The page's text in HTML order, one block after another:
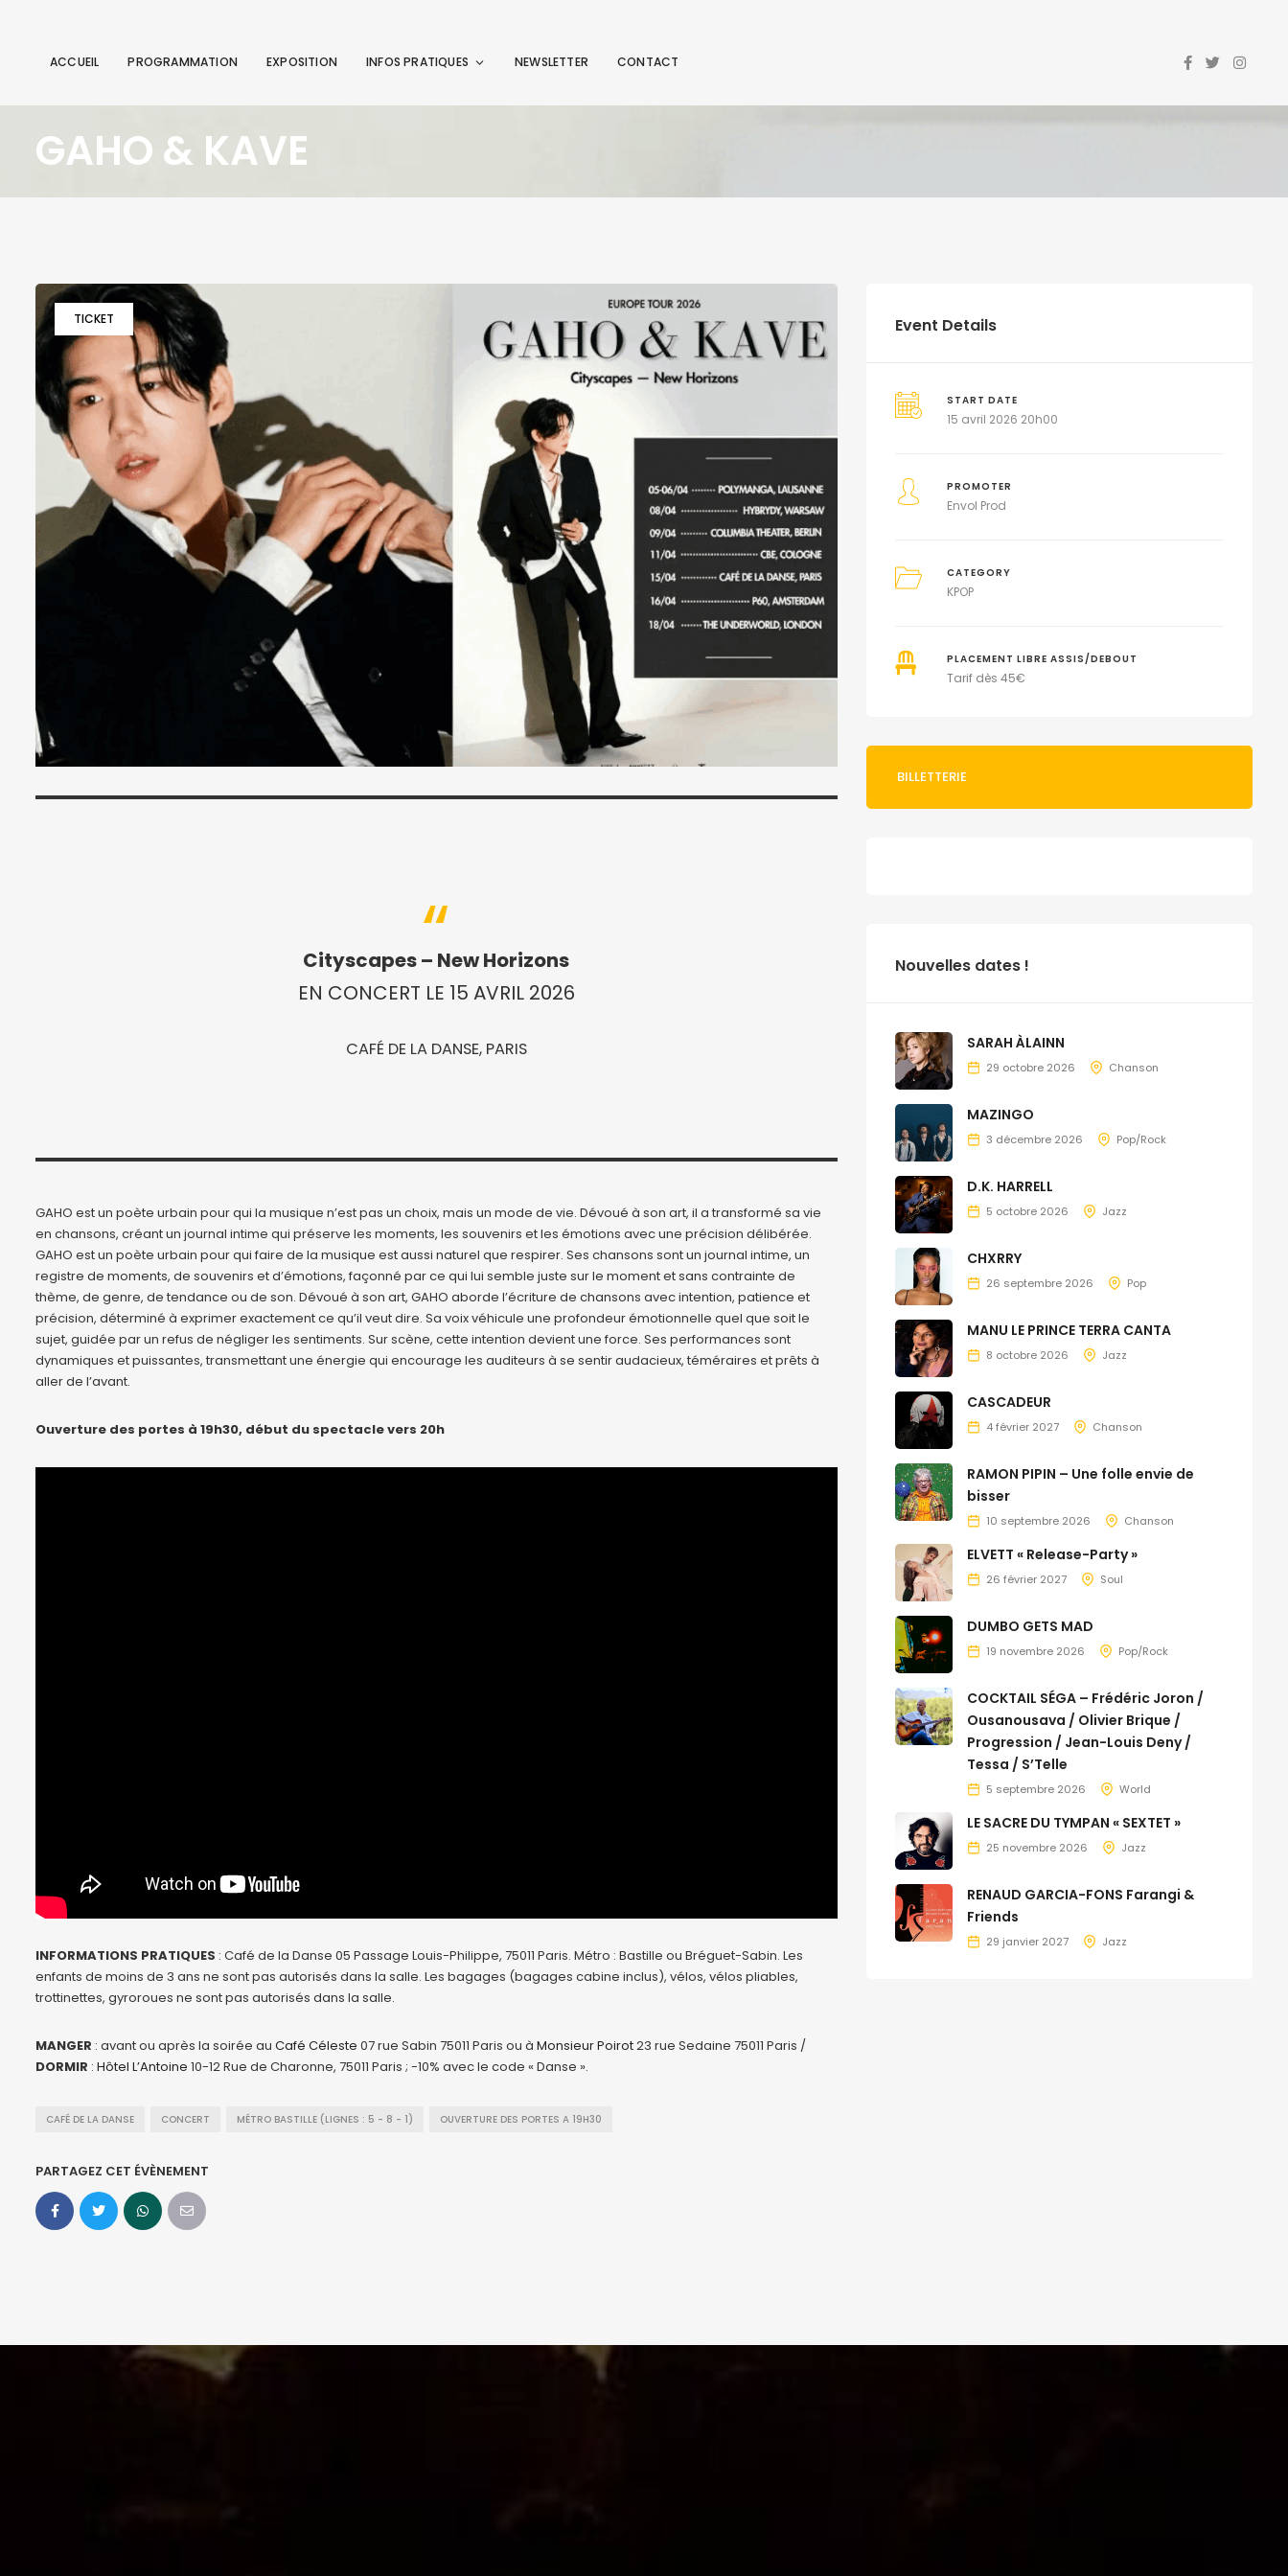
ACCUEIL PROGRAMMATION EXPOSITION INFOS PRATIQUES NEWSLETTER CONTACT
GAHO & KAVE
TICKET
Cityscapes – New Horizons
EN CONCERT LE 15 AVRIL 2026
CAFÉ DE LA DANSE, PARIS
GAHO est un poète urbain pour qui la musique n’est pas un choix, mais un mode de vie. Dévoué à son art, il a transformé sa vie
en chansons, créant un journal intime qui préserve les moments, les souvenirs et les émotions avec une précision délibérée.
GAHO est un poète urbain pour qui faire de la musique est aussi naturel que respirer. Ses chansons sont un journal intime, un
registre de moments, de souvenirs et d’émotions, façonné par ce qui lui semble juste sur le moment et sans contrainte de
thème, de genre, de tendance ou de son. Dévoué à son art, GAHO aborde l’écriture de chansons avec intention, patience et
précision, déterminé à exprimer exactement ce qu’il veut dire. Sa voix véhicule une profondeur émotionnelle quel que soit le
sujet, guidée par un refus de négliger les sentiments. Sur scène, cette intention devient une force. Ses performances sont
dynamiques et puissantes, transmettant une énergie qui encourage les auditeurs à se sentir audacieux, téméraires et prêts à
aller de l’avant.
Ouverture des portes à 19h30, début du spectacle vers 20h
INFORMATIONS PRATIQUES : Café de la Danse 05 Passage Louis-Philippe, 75011 Paris. Métro : Bastille ou Bréguet-Sabin. Les
enfants de moins de 3 ans ne sont pas autorisés dans la salle. Les bagages (bagages cabine inclus), vélos, vélos pliables,
trottinettes, gyroroues ne sont pas autorisés dans la salle.
MANGER : avant ou après la soirée au Café Céleste 07 rue Sabin 75011 Paris ou à Monsieur Poirot23 rue Sedaine 75011 Paris /
DORMIR : Hôtel L’Antoine 10-12 Rue de Charonne, 75011 Paris ; -10% avec le code « Danse ».
CAFÉ DE LA DANSE CONCERT MÉTRO BASTILLE (LIGNES : 5 - 8 - 1) OUVERTURE DES PORTES A 19H30
PARTAGEZ CET ÉVÈNEMENT
Event Details
START DATE
15 avril 2026 20h00
PROMOTER
Envol Prod
CATEGORY
KPOP
PLACEMENT LIBRE ASSIS/DEBOUT
Tarif dès 45€
BILLETTERIE
Nouvelles dates !
SARAH ÀLAINN
29 octobre 2026 Chanson
MAZINGO
3 décembre 2026 Pop/Rock
D.K. HARRELL
5 octobre 2026 Jazz
CHXRRY
26 septembre 2026 Pop
MANU LE PRINCE TERRA CANTA
8 octobre 2026 Jazz
CASCADEUR
4 février 2027 Chanson
RAMON PIPIN – Une folle envie de
bisser
10 septembre 2026 Chanson
ELVETT « Release-Party »
26 février 2027 Soul
DUMBO GETS MAD
19 novembre 2026 Pop/Rock
COCKTAIL SÉGA – Frédéric Joron /
Ousanousava / Olivier Brique /
Progression / Jean-Louis Deny /
Tessa / S’Telle
5 septembre 2026 World
LE SACRE DU TYMPAN « SEXTET »
25 novembre 2026 Jazz
RENAUD GARCIA-FONS Farangi &
Friends
29 janvier 2027 Jazz